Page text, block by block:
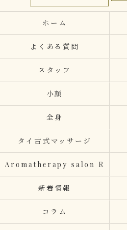
ホーム
よくある質問
スタッフ
小顔
全身
タイ古式マッサージ
Aromatherapy salon R
新着情報
コラム